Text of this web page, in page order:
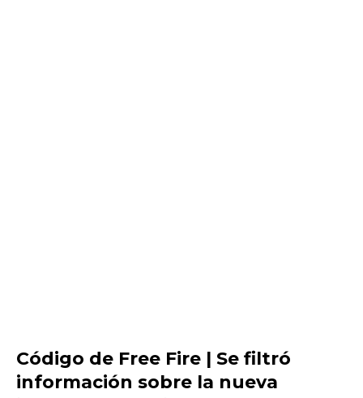
Código de Free Fire | Se filtró
información sobre la nueva